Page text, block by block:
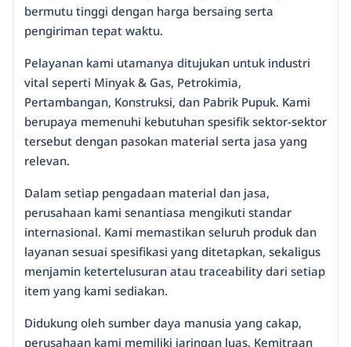
bermutu tinggi dengan harga bersaing serta
pengiriman tepat waktu.
Pelayanan kami utamanya ditujukan untuk industri
vital seperti Minyak & Gas, Petrokimia,
Pertambangan, Konstruksi, dan Pabrik Pupuk. Kami
berupaya memenuhi kebutuhan spesifik sektor-sektor
tersebut dengan pasokan material serta jasa yang
relevan.
Dalam setiap pengadaan material dan jasa,
perusahaan kami senantiasa mengikuti standar
internasional. Kami memastikan seluruh produk dan
layanan sesuai spesifikasi yang ditetapkan, sekaligus
menjamin ketertelusuran atau traceability dari setiap
item yang kami sediakan.
Didukung oleh sumber daya manusia yang cakap,
perusahaan kami memiliki jaringan luas. Kemitraan